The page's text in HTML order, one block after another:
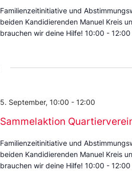
Familienzeitinitiative und
beiden Kandidierenden Manuel Kreis
brauchen wir deine Hilfe! 10:00 -
Sammelaktion
5. September, 10:00 - 12:00
Familienzeitinitiative und
beiden Kandidierenden Manuel Kreis
brauchen wir deine Hilfe! 10:00 -